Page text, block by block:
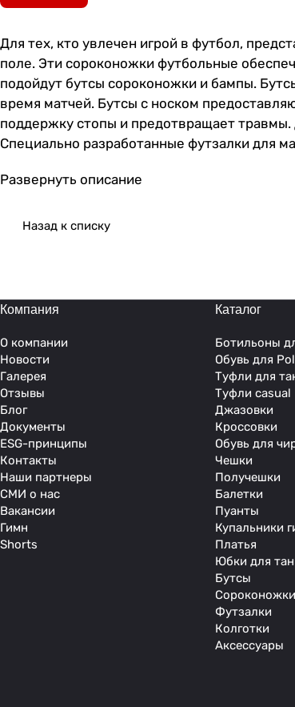
Для тех, кто увлечен игрой в футбол,
поле. Эти сороконожки футбольные
подойдут бутсы сороконожки и бампы.
время матчей. Бутсы с носком
поддержку стопы и предотвращает
Специально разработанные футзалки для
покорения футбольных полей и
амортизацией, что позволяет снизить
что позволяет играть на высоком
Развернуть описание
Назад к списку
Компания
О компании
Новости
Галерея
Отзывы
Блог
Документы
ESG-принципы
Контакты
Наши партнеры
СМИ о нас
Вакансии
Гимн
Shorts
Каталог
Ботильоны
Обувь для
Туфли для
Туфли casual
Джазовки
Кроссовки
Обувь для
Чешки
Получешки
Балетки
Пуанты
Купальники
Платья
Юбки для
Бутсы
Сороконожки
Футзалки
Колготки
Аксессуары